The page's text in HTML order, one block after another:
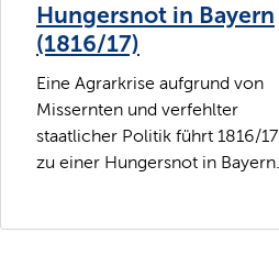
Hungersnot in Bayern
(1816/17)
Eine Agrarkrise aufgrund von
Missernten und verfehlter
staatlicher Politik führt 1816/17
zu einer Hungersnot in Bayern.